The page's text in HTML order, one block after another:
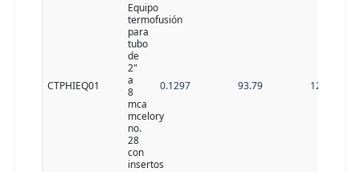
CTPHIEQ01
Equipo
termofusión
para
tubo
de
2"
a
8
mca
mcelory
no.
28
con
insertos
0.1297 93.79 12.16